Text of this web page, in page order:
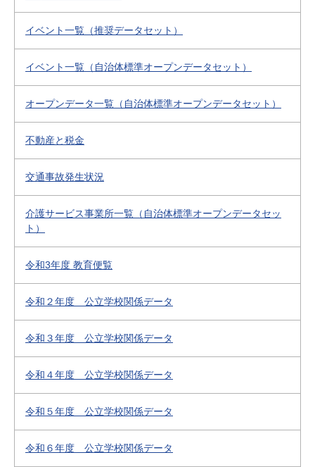
イベント一覧（推奨データセット）
イベント一覧（自治体標準オープンデータセット）
オープンデータ一覧（自治体標準オープンデータセット）
不動産と税金
交通事故発生状況
介護サービス事業所一覧（自治体標準オープンデータセッ
ト）
令和3年度 教育便覧
令和２年度 公立学校関係データ
令和３年度 公立学校関係データ
令和４年度 公立学校関係データ
令和５年度 公立学校関係データ
令和６年度 公立学校関係データ